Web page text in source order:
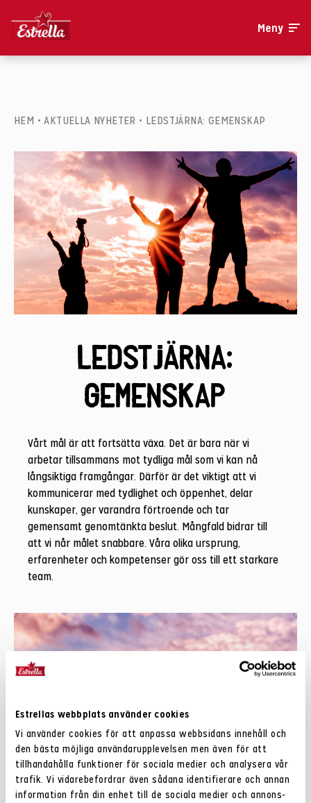
Estrellas webbplats använder cookies
Vi använder cookies för att anpassa webbsidans innehåll och
den bästa möjliga användarupplevelsen men även för att
tillhandahålla funktioner för sociala medier och analysera vår
trafik. Vi vidarebefordrar även sådana identifierare och annan
information från din enhet till de sociala medier och annons-
Meny
HEM •AKTUELLA NYHETER • LEDSTJÄRNA: GEMENSKAP
Ledstjärna:
Gemenskap
Vårt mål är att fortsätta växa. Det är bara när vi
arbetar tillsammans mot tydliga mål som vi kan nå
långsiktiga framgångar. Därför är det viktigt att vi
kommunicerar med tydlighet och öppenhet, delar
kunskaper, ger varandra förtroende och tar
gemensamt genomtänkta beslut. Mångfald bidrar till
att vi når målet snabbare. Våra olika ursprung,
erfarenheter och kompetenser gör oss till ett starkare
team.